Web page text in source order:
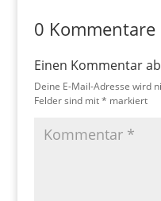
0 Kommentare
Einen Kommentar
Deine E-Mail-Adresse wird
Felder sind mit* markiert